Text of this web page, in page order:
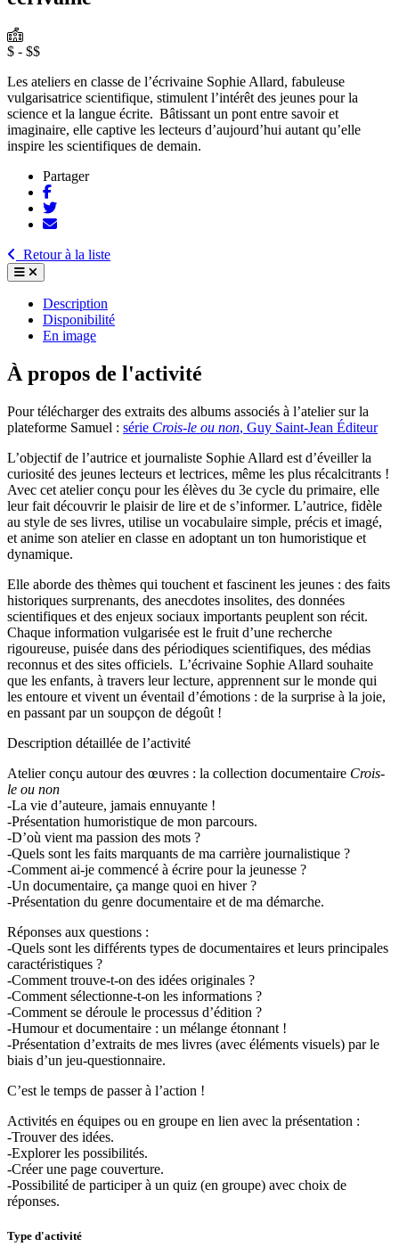
$ - $$
Les ateliers en classe de l’écrivaine Sophie Allard, fabuleuse
vulgarisatrice scientifique, stimulent l’intérêt des jeunes pour la
science et la langue écrite. Bâtissant un pont entre savoir et
imaginaire, elle captive les lecteurs d’aujourd’hui autant qu’elle
inspire les scientifiques de demain.
Partager
Retour à la liste
Description
Disponibilité
En image
À propos de l'activité
Pour télécharger des extraits des albums associés à l’atelier sur la
plateforme Samuel : série Crois-le ou non, Guy Saint-Jean Éditeur
L’objectif de l’autrice et journaliste Sophie Allard est d’éveiller la
curiosité des jeunes lecteurs et lectrices, même les plus récalcitrants !
Avec cet atelier conçu pour les élèves du 3e cycle du primaire, elle
leur fait découvrir le plaisir de lire et de s’informer. L’autrice, fidèle
au style de ses livres, utilise un vocabulaire simple, précis et imagé,
et anime son atelier en classe en adoptant un ton humoristique et
dynamique.
Elle aborde des thèmes qui touchent et fascinent les jeunes : des faits
historiques surprenants, des anecdotes insolites, des données
scientifiques et des enjeux sociaux importants peuplent son récit.
Chaque information vulgarisée est le fruit d’une recherche
rigoureuse, puisée dans des périodiques scientifiques, des médias
reconnus et des sites officiels. L’écrivaine Sophie Allard souhaite
que les enfants, à travers leur lecture, apprennent sur le monde qui
les entoure et vivent un éventail d’émotions : de la surprise à la joie,
en passant par un soupçon de dégoût !
Description détaillée de l’activité
Atelier conçu autour des œuvres : la collection documentaire Crois-
le ou non
-La vie d’auteure, jamais ennuyante !
-Présentation humoristique de mon parcours.
-D’où vient ma passion des mots ?
-Quels sont les faits marquants de ma carrière journalistique ?
-Comment ai-je commencé à écrire pour la jeunesse ?
-Un documentaire, ça mange quoi en hiver ?
-Présentation du genre documentaire et de ma démarche.
Réponses aux questions :
-Quels sont les différents types de documentaires et leurs principales
caractéristiques ?
-Comment trouve-t-on des idées originales ?
-Comment sélectionne-t-on les informations ?
-Comment se déroule le processus d’édition ?
-Humour et documentaire : un mélange étonnant !
-Présentation d’extraits de mes livres (avec éléments visuels) par le
biais d’un jeu-questionnaire.
C’est le temps de passer à l’action !
Activités en équipes ou en groupe en lien avec la présentation :
-Trouver des idées.
-Explorer les possibilités.
-Créer une page couverture.
-Possibilité de participer à un quiz (en groupe) avec choix de
réponses.
Type d'activité